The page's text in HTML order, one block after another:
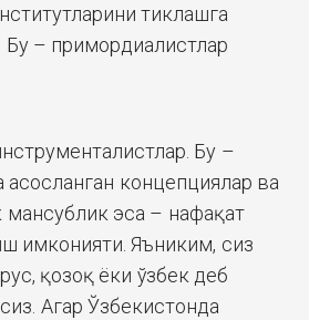
тиклашга
Бу – примордиалистлар
Бу –
асосланган концепциялар ва
мансублик эса – нафақат
имконияти. Яъниким, сиз
қозоқ ёки ўзбек деб
Агар Ўзбекистонда